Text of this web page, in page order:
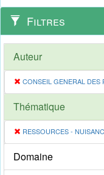
Filtres
Auteur
CONSEIL GENERAL DES
Thématique
RESSOURCES -
Domaine